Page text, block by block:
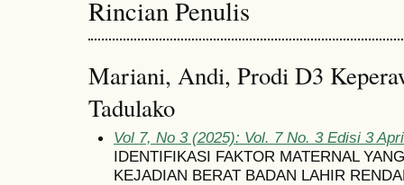
Rincian Penulis
Mariani, Andi, Prodi D3
Tadulako
Vol 7, No 3 (2025): Vol. 7 No. 3 Edisi 3
IDENTIFIKASI FAKTOR MATERNAL
KEJADIAN BERAT BADAN LAHIR